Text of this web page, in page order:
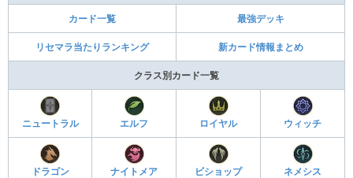
カード一覧 最強デッキ
リセマラ当たりランキング 新カード情報まとめ
クラス別カード一覧
ニュートラル エルフ ロイヤル ウィッチ
ドラゴン ナイトメア ビショップ ネメシス